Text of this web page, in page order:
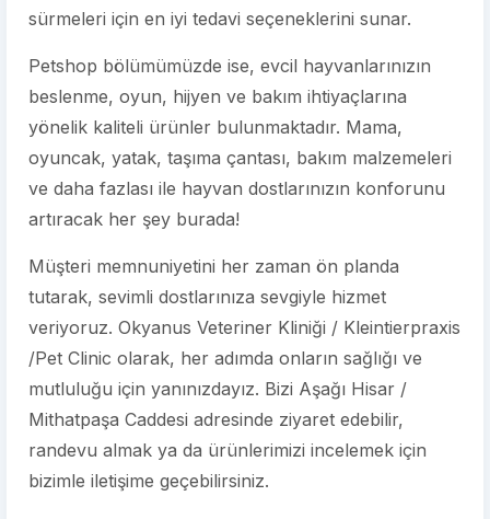
sürmeleri için en iyi tedavi seçeneklerini sunar.
Petshop bölümümüzde ise, evcil hayvanlarınızın
beslenme, oyun, hijyen ve bakım ihtiyaçlarına
yönelik kaliteli ürünler bulunmaktadır. Mama,
oyuncak, yatak, taşıma çantası, bakım malzemeleri
ve daha fazlası ile hayvan dostlarınızın konforunu
artıracak her şey burada!
Müşteri memnuniyetini her zaman ön planda
tutarak, sevimli dostlarınıza sevgiyle hizmet
veriyoruz. Okyanus Veteriner Kliniği / Kleintierpraxis
/Pet Clinic olarak, her adımda onların sağlığı ve
mutluluğu için yanınızdayız. Bizi Aşağı Hisar /
Mithatpaşa Caddesi adresinde ziyaret edebilir,
randevu almak ya da ürünlerimizi incelemek için
bizimle iletişime geçebilirsiniz.